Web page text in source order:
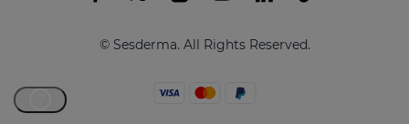
© Sesderma. All Rights Reserved.